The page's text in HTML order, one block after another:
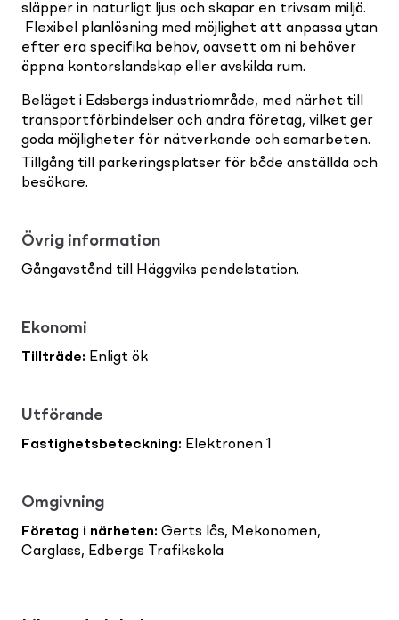
släpper in naturligt ljus och skapar en trivsam miljö.
Flexibel planlösning med möjlighet att anpassa ytan
efter era specifika behov, oavsett om ni behöver
öppna kontorslandskap eller avskilda rum.
Beläget i Edsbergs industriområde, med närhet till
transportförbindelser och andra företag, vilket ger
goda möjligheter för nätverkande och samarbeten.
Tillgång till parkeringsplatser för både anställda och
besökare.
Övrig information
Gångavstånd till Häggviks pendelstation.
Ekonomi
Tillträde: Enligt ök
Utförande
Fastighetsbeteckning: Elektronen 1
Omgivning
Företag i närheten: Gerts lås, Mekonomen,
Carglass, Edbergs Trafikskola